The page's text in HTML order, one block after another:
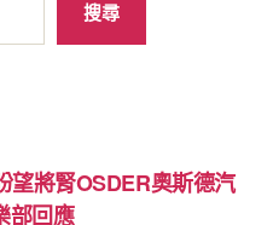
搜尋
望將腎OSDER奧斯德汽
部回應